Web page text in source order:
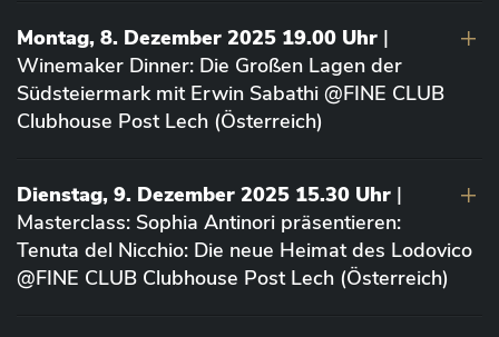
Montag, 8. Dezember 2025 19.00 Uhr |
Winemaker Dinner: Die Großen Lagen der
Südsteiermark mit Erwin Sabathi @FINE CLUB
Clubhouse Post Lech (Österreich)
Dienstag, 9. Dezember 2025 15.30 Uhr |
Masterclass: Sophia Antinori präsentieren:
Tenuta del Nicchio: Die neue Heimat des Lodovico
@FINE CLUB Clubhouse Post Lech (Österreich)